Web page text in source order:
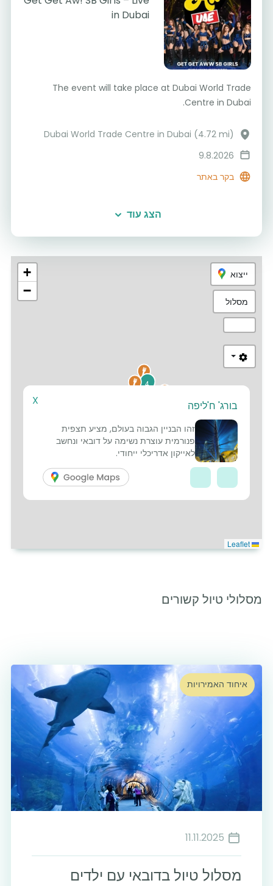
in Dubai
The event will take place at Dubai World Trade
Centre in Dubai.
Dubai World Trade Centre in Dubai (4.72 mi)
9.8.2026
בקר באתר
הצג עוד
4
5
6
7
+
−
Leaflet
ייצוא
מסלול
X בורג' ח'ליפה
זהו הבניין הגבוה בעולם, מציע תצפית
פנורמית עוצרת נשימה על דובאי ונחשב
לאייקון אדריכלי ייחודי.
מסלולי טיול קשורים
איחוד האמירויות
11.11.2025
מסלול טיול בדובאי עם ילדים